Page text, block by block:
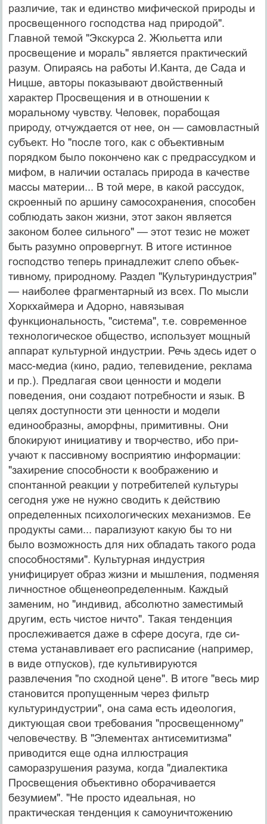
различие, так и единство мифической природы и
просвещенного господства над природой".
Главной темой "Экскурса 2. Жюльетта или
просвещение и мораль" является прак­тический
разум. Опираясь на работы И.Канта, де Сада и
Ницше, авторы показывают двойственный
характер Просвещения и в отношении к
моральному чувству. Че­ловек, порабощая
природу, отчуждается от нее, он — самовластный
субъект. Но "после того, как с объектив­ным
порядком было покончено как с предрассудком и
мифом, в наличии осталась природа в качестве
массы материи... В той мере, в какой рассудок,
скроенный по аршину самосохранения, способен
соблюдать закон жизни, этот закон является
законом более сильного" — этот тезис не может
быть разумно опровергнут. В итоге истинное
господство теперь принадлежит слепо объек­
тивному, природному. Раздел "Культуриндустрия"
— наи­более фрагментарный из всех. По мысли
Хоркхаймера и Адорно, навязывая
функциональность, "система", т.е. современное
технологическое общество, использует мощный
аппарат культурной индустрии. Речь здесь идет о
масс-медиа (кино, радио, телевидение, реклама
и пр.). Предлагая свои ценности и модели
поведения, они создают потребности и язык. В
целях доступности эти ценности и модели
единообразны, аморфны, примитив­ны. Они
блокируют инициативу и творчество, ибо при­
учают к пассивному восприятию информации:
"захирение способности к воображению и
спонтанной реакции у потребителей культуры
сегодня уже не нужно сводить к действию
определенных психологических механиз­мов. Ее
продукты сами... парализуют какую бы то ни
было возможность для них обладать такого рода
спо­собностями". Культурная индустрия
унифицирует об­раз жизни и мышления, подменяя
личностное общене­определенным. Каждый
заменим, но "индивид, абсо­лютно заместимый
другим, есть чистое ничто". Такая тенденция
прослеживается даже в сфере досуга, где си­
стема устанавливает его расписание (например,
в виде отпусков), где культивируются
развлечения "по сход­ной цене". В итоге "весь мир
становится пропущенным через фильтр
культуриндустрии", она сама есть идеоло­гия,
диктующая свои требования "просвещенному"
че­ловечеству. В "Элементах антисемитизма"
приводится еще одна иллюстрация
саморазрушения разума, когда "диалектика
Просвещения объективно оборачивается
безумием". "Не просто идеальная, но
практическая тен­денция к самоуничтожению